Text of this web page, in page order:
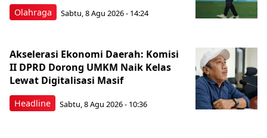
Olahraga Sabtu, 8 Agu 2026 - 14:24
Headline
Akselerasi Ekonomi Daerah: Komisi
II DPRD Dorong UMKM Naik Kelas
Lewat Digitalisasi Masif
Sabtu, 8 Agu 2026 - 10:36